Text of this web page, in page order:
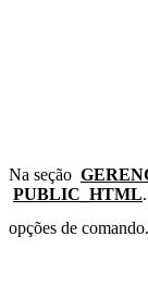
Na seção
PUBLIC_HTML
opções de